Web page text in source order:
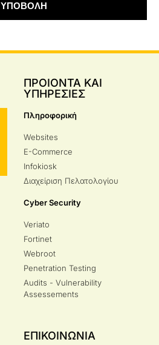
ΥΠΟΒΟΛΗ
ΠΡΟΙΟΝΤΑ ΚΑΙ
ΥΠΗΡΕΣΙΕΣ
Πληροφορική
Websites
E-Commerce
Infokiosk
Διαχείριση Πελατολογίου
Cyber Security
Veriato
Fortinet
Webroot
Penetration Testing
Audits - Vulnerability
Assessements
ΕΠΙΚΟΙΝΩΝΙΑ